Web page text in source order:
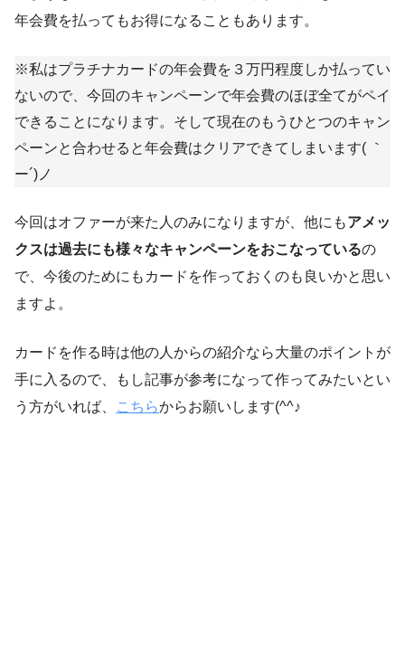
年会費を払ってもお得になることもあります。
※私はプラチナカードの年会費を３万円程度しか払ってい
ないので、今回のキャンペーンで年会費のほぼ全てがペイ
できることになります。そして現在のもうひとつのキャン
ペーンと合わせると年会費はクリアできてしまいます( ｀
ー´)ノ
今回はオファーが来た人のみになりますが、他にもアメッ
クスは過去にも様々なキャンペーンをおこなっているの
で、今後のためにもカードを作っておくのも良いかと思い
ますよ。
カードを作る時は他の人からの紹介なら大量のポイントが
手に入るので、もし記事が参考になって作ってみたいとい
う方がいれば、
こちらからお願いします(^^♪